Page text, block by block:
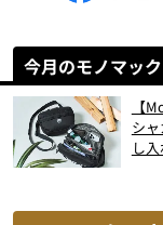
今月のモノマッ
【
シ
し